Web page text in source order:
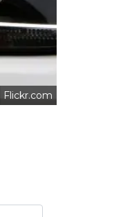
Flickr.com